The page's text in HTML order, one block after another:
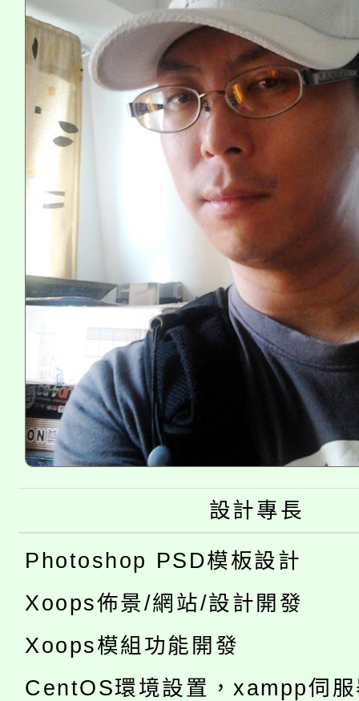
設計專長
Photoshop PSD模板設計
Xoops佈景/網站/設計開發
Xoops模組功能開發
CentOS環境設置，xampp伺